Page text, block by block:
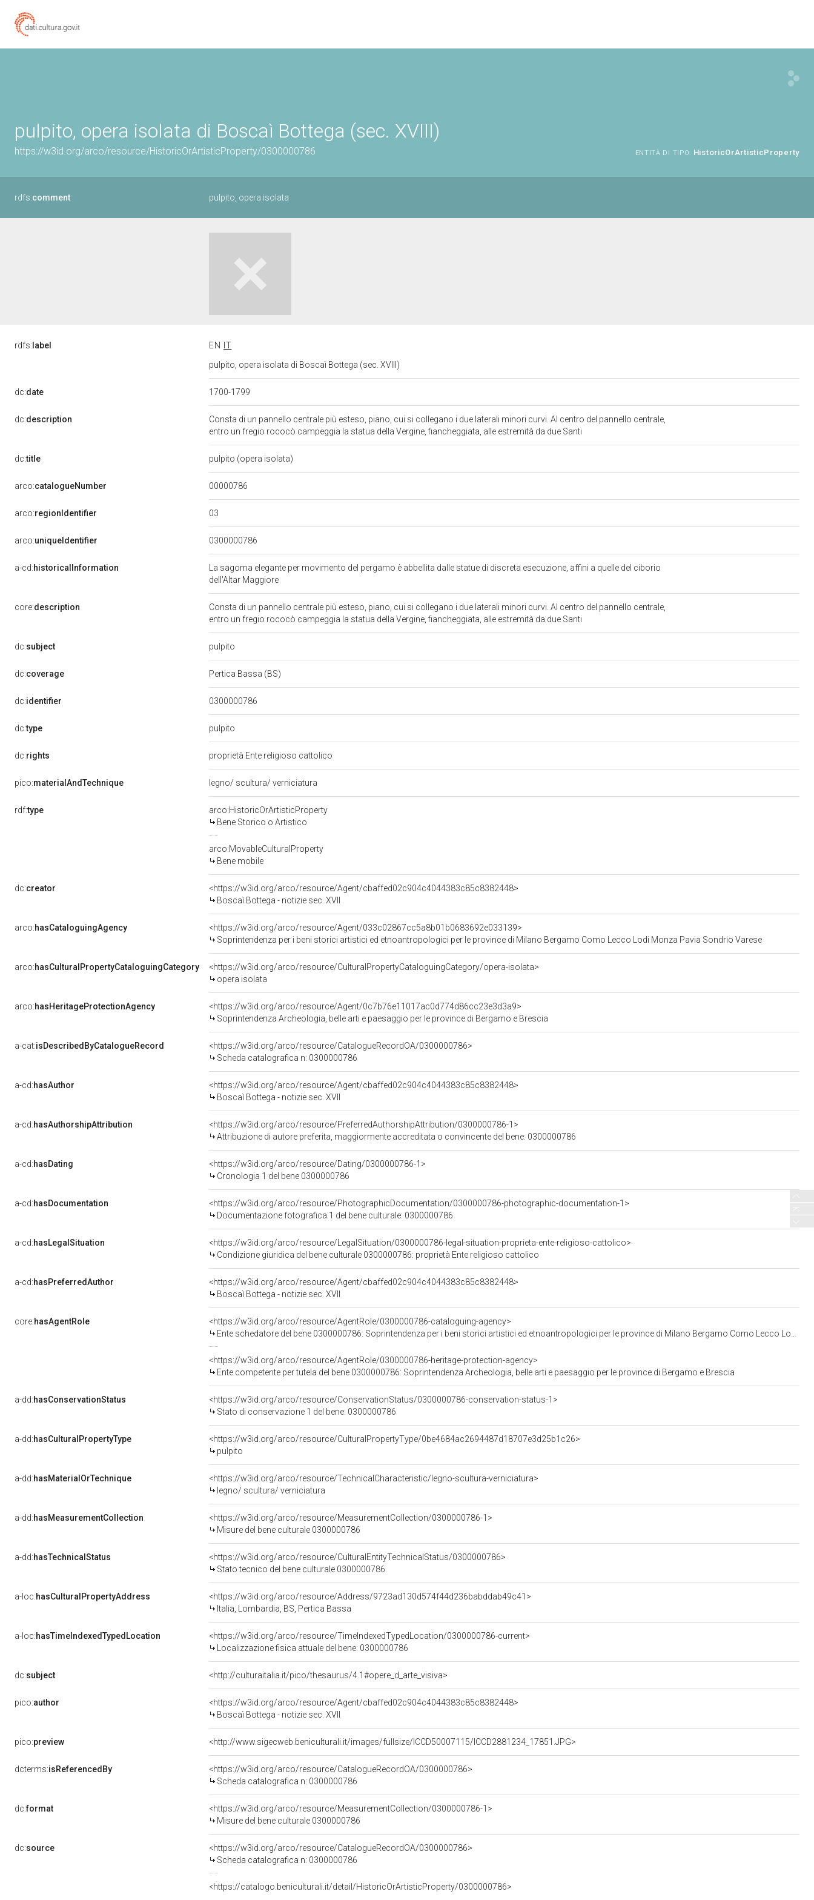
pulpito, opera isolata di Boscaì Bottega (sec. XVIII)
https://w3id.org/arco/resource/HistoricOrArtisticProperty/0300000786 ENTITÀ DI TIPO: HistoricOrArtisticProperty
rdfs:comment pulpito, opera isolata
rdfs: label EN
IT
pulpito, opera isolata di Boscaì Bottega (sec. XVIII)
dc:date 1700-1799
dc:description
Consta di un pannello centrale più esteso, piano, cui si collegano i due laterali minori curvi. Al centro del pannello centrale,
entro un fregio rococò campeggia la statua della Vergine, fiancheggiata, alle estremità da due Santi
dc:title pulpito (opera isolata)
arco:catalogueNumber 00000786
arco:regionIdentifier 03
arco:uniqueIdentifier 0300000786
a-cd:historicalInformation
La sagoma elegante per movimento del pergamo è abbellita dalle statue di discreta esecuzione, affini a quelle del ciborio
dell'Altar Maggiore
core:description
Consta di un pannello centrale più esteso, piano, cui si collegano i due laterali minori curvi. Al centro del pannello centrale,
entro un fregio rococò campeggia la statua della Vergine, fiancheggiata, alle estremità da due Santi
dc:subject pulpito
dc:coverage Pertica Bassa (BS)
dc:identifier 0300000786
dc:type pulpito
dc:rights proprietà Ente religioso cattolico
pico:materialAndTechnique legno/ scultura/ verniciatura
rdf:type
arco:HistoricOrArtisticProperty
Bene Storico o Artistico
arco:MovableCulturalProperty
Bene mobile
dc:creator
<https://w3id.org/arco/resource/Agent/cbaffed02c904c4044383c85c8382448>
Boscaì Bottega - notizie sec. XVII
arco:hasCataloguingAgency
<https://w3id.org/arco/resource/Agent/033c02867cc5a8b01b0683692e033139>
Soprintendenza per i beni storici artistici ed etnoantropologici per le province di Milano Bergamo Como Lecco Lodi Monza Pavia Sondrio Varese
arco:hasCulturalPropertyCataloguingCategory
<https://w3id.org/arco/resource/CulturalPropertyCataloguingCategory/opera-isolata>
opera isolata
arco:hasHeritageProtectionAgency
<https://w3id.org/arco/resource/Agent/0c7b76e11017ac0d774d86cc23e3d3a9>
Soprintendenza Archeologia, belle arti e paesaggio per le province di Bergamo e Brescia
a-cat:isDescribedByCatalogueRecord
<https://w3id.org/arco/resource/CatalogueRecordOA/0300000786>
Scheda catalografica n: 0300000786
a-cd:hasAuthor
<https://w3id.org/arco/resource/Agent/cbaffed02c904c4044383c85c8382448>
Boscaì Bottega - notizie sec. XVII
a-cd:hasAuthorshipAttribution
<https://w3id.org/arco/resource/PreferredAuthorshipAttribution/0300000786-1>
Attribuzione di autore preferita, maggiormente accreditata o convincente del bene: 0300000786
a-cd:hasDating
<https://w3id.org/arco/resource/Dating/0300000786-1>
Cronologia 1 del bene 0300000786
a-cd:hasDocumentation
<https://w3id.org/arco/resource/PhotographicDocumentation/0300000786-photographic-documentation-1>
Documentazione fotografica 1 del bene culturale: 0300000786
a-cd:hasLegalSituation
<https://w3id.org/arco/resource/LegalSituation/0300000786-legal-situation-proprieta-ente-religioso-cattolico>
Condizione giuridica del bene culturale 0300000786: proprietà Ente religioso cattolico
a-cd:hasPreferredAuthor
<https://w3id.org/arco/resource/Agent/cbaffed02c904c4044383c85c8382448>
Boscaì Bottega - notizie sec. XVII
core:hasAgentRole
<https://w3id.org/arco/resource/AgentRole/0300000786-cataloguing-agency>
Ente schedatore del bene 0300000786: Soprintendenza per i beni storici artistici ed etnoantropologici per le province di Milano Bergamo Como Lecco Lodi Monza Pavia Sondrio Varese
<https://w3id.org/arco/resource/AgentRole/0300000786-heritage-protection-agency>
Ente competente per tutela del bene 0300000786: Soprintendenza Archeologia, belle arti e paesaggio per le province di Bergamo e Brescia
a-dd:hasConservationStatus
<https://w3id.org/arco/resource/ConservationStatus/0300000786-conservation-status-1>
Stato di conservazione 1 del bene: 0300000786
a-dd:hasCulturalPropertyType
<https://w3id.org/arco/resource/CulturalPropertyType/0be4684ac2694487d18707e3d25b1c26>
pulpito
a-dd:hasMaterialOrTechnique
<https://w3id.org/arco/resource/TechnicalCharacteristic/legno-scultura-verniciatura>
legno/ scultura/ verniciatura
a-dd:hasMeasurementCollection
<https://w3id.org/arco/resource/MeasurementCollection/0300000786-1>
Misure del bene culturale 0300000786
a-dd:hasTechnicalStatus
<https://w3id.org/arco/resource/CulturalEntityTechnicalStatus/0300000786>
Stato tecnico del bene culturale 0300000786
a-loc:hasCulturalPropertyAddress
<https://w3id.org/arco/resource/Address/9723ad130d574f44d236babddab49c41>
Italia, Lombardia, BS, Pertica Bassa
a-loc:hasTimeIndexedTypedLocation
<https://w3id.org/arco/resource/TimeIndexedTypedLocation/0300000786-current>
Localizzazione fisica attuale del bene: 0300000786
dc:subject <http://culturaitalia.it/pico/thesaurus/4.1#opere_d_arte_visiva>
pico:author
<https://w3id.org/arco/resource/Agent/cbaffed02c904c4044383c85c8382448>
Boscaì Bottega - notizie sec. XVII
pico:preview <http://www.sigecweb.beniculturali.it/images/fullsize/ICCD50007115/ICCD2881234_17851.JPG>
dcterms:isReferencedBy
<https://w3id.org/arco/resource/CatalogueRecordOA/0300000786>
Scheda catalografica n: 0300000786
dc:format
<https://w3id.org/arco/resource/MeasurementCollection/0300000786-1>
Misure del bene culturale 0300000786
dc:source
<https://w3id.org/arco/resource/CatalogueRecordOA/0300000786>
Scheda catalografica n: 0300000786
<https://catalogo.beniculturali.it/detail/HistoricOrArtisticProperty/0300000786>